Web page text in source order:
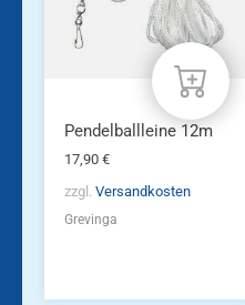
Pendelballleine 12m
17,90 €
zzgl. Versandkosten
Grevinga